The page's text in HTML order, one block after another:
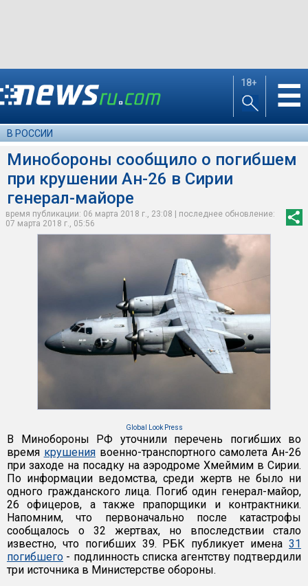
18+ ☰
В РОССИИ
Минобороны сообщило о погибшем
при крушении Ан-26 в Сирии
генерал-майоре
время публикации: 06 марта 2018 г., 23:08 | последнее обновление:
07 марта 2018 г., 05:56
Global Look Press
В Минобороны РФ уточнили перечень погибших во
время крушениявоенно-транспортного самолета Ан-26
при заходе на посадку на аэродроме Хмеймим в Сирии.
По информации ведомства, среди жертв не было ни
одного гражданского лица. Погиб один генерал-майор,
26 офицеров, а также прапорщики и контрактники.
Напомним, что первоначально после катастрофы
сообщалось о 32 жертвах, но впоследствии стало
известно, что погибших 39. РБК публикует имена 31
погибшего - подлинность списка агентству подтвердили
три источника в Министерстве обороны.